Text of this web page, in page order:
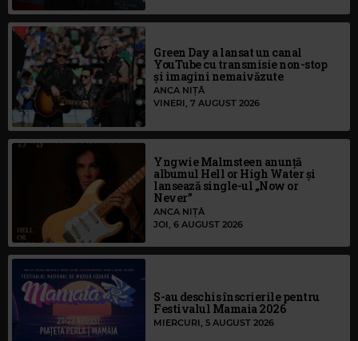
Green Day a lansat un canal
YouTube cu transmisie non-stop
și imagini nemaivăzute
ANCA NIȚĂ
VINERI, 7 AUGUST 2026
Yngwie Malmsteen anunță
albumul Hell or High Water și
lansează single-ul „Now or
Never”
ANCA NIȚĂ
JOI, 6 AUGUST 2026
S-au deschis înscrierile pentru
Festivalul Mamaia 2026
MIERCURI, 5 AUGUST 2026